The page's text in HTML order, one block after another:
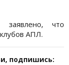
что
АПЛ.
подпишись: